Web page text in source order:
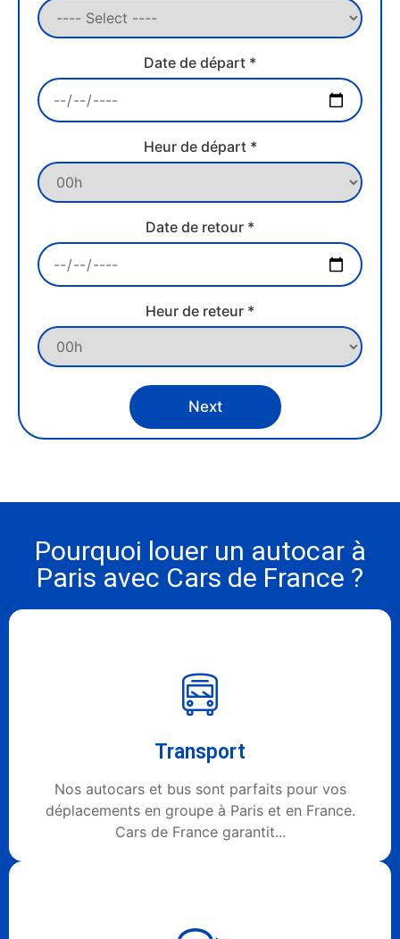
Date de départ *
Heur de départ *
Date de retour *
Heur de reteur *
Next
Pourquoi louer un autocar à
Paris avec Cars de France ?
Transport
Nos autocars et bus sont parfaits pour vos
déplacements en groupe à Paris et en France.
Cars de France garantit...